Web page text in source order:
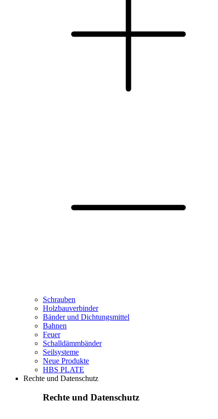
Schrauben
Holzbauverbinder
Bänder und Dichtungsmittel
Bahnen
Feuer
Schalldämmbänder
Seilsysteme
Neue Produkte
HBS PLATE
Rechte und Datenschutz
Rechte und Datenschutz